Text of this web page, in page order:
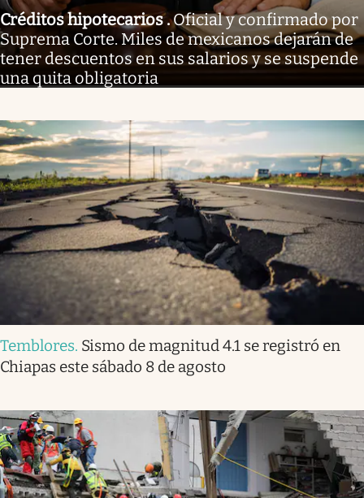
Créditos hipotecarios.Oficial y confirmado por
Suprema Corte. Miles de mexicanos dejarán de
tener descuentos en sus salarios y se suspende
una quita obligatoria
Temblores. Sismo de magnitud 4.1 se registró en
Chiapas este sábado 8 de agosto